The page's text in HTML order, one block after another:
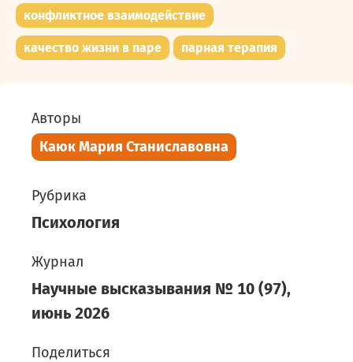
конфликтное взаимодействие
качество жизни в паре парная терапия
Авторы
Каюк Мария Станиславовна
Рубрика
Психология
Журнал
Научные высказывания № 10 (97),
июнь 2026
Поделиться